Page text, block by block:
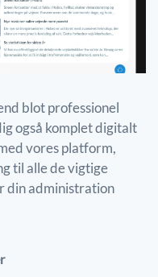
blot professionel
også komplet digitalt
vores platform,
til alle de vigtige
din administration